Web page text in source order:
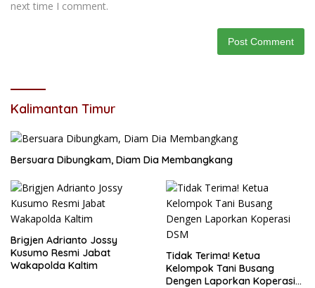
next time I comment.
Kalimantan Timur
Bersuara Dibungkam, Diam Dia Membangkang
Brigjen Adrianto Jossy
Kusumo Resmi Jabat
Wakapolda Kaltim
Tidak Terima! Ketua
Kelompok Tani Busang
Dengen Laporkan Koperasi